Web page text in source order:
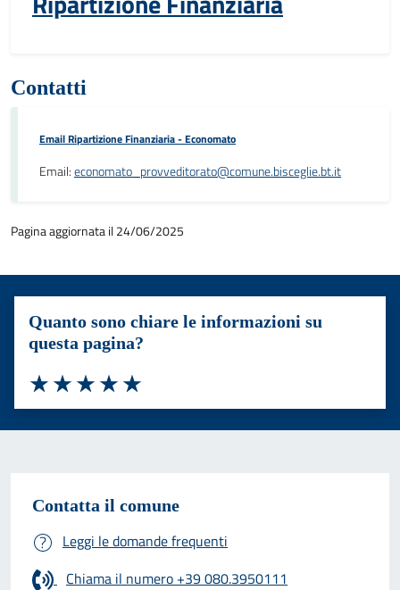
Contatti
Email Ripartizione Finanziaria - Economato
Email:economato_provveditorato@comune.bisceglie.bt.it
Pagina aggiornata il 24/06/2025
Quanto sono chiare le informazioni su
questa pagina?
Valuta 5 stelle su 5
Valuta 4 stelle su 5
Valuta 3 stelle su 5
Valuta 2 stelle su 5
Valuta 1 stelle su 5
Contatta il comune
Leggi le domande frequenti
Chiama il numero +39 080.3950111